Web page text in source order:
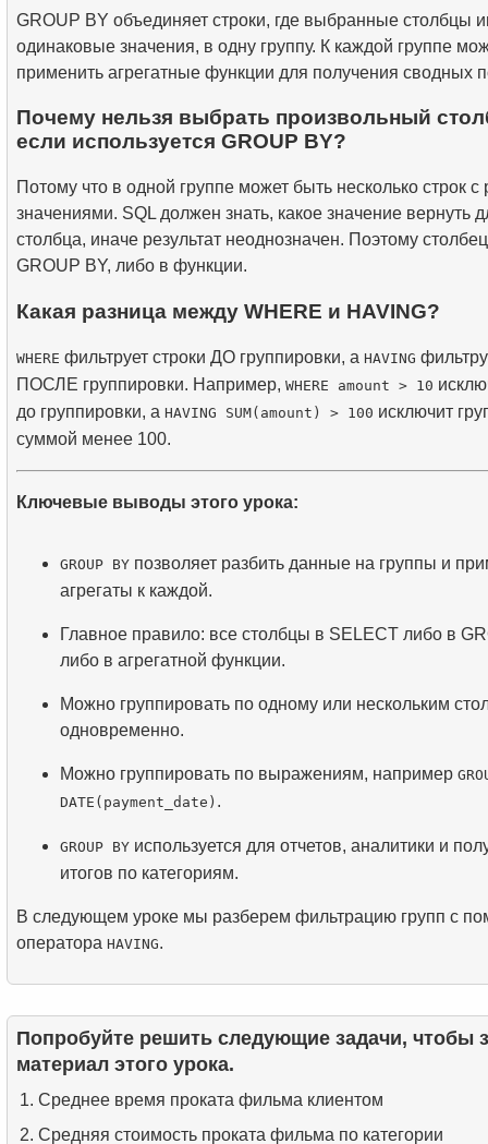
GROUP BY объединяет строки, где выбранные столбцы
одинаковые значения, в одну группу. К каждой группе
применить агрегатные функции для получения сводных
Почему нельзя выбрать произвольный
если используется GROUP BY?
Потому что в одной группе может быть несколько строк
значениями. SQL должен знать, какое значение вернуть
столбца, иначе результат неоднозначен. Поэтому
GROUP BY, либо в функции.
Какая разница между WHERE и HAVING?
WHERE фильтрует строки ДО группировки, а HAVING
ПОСЛЕ группировки. Например, WHERE amount > 10
до группировки, а HAVING SUM(amount) > 100 исключит
суммой менее 100.
Ключевые выводы этого урока:
GROUP BY позволяет разбить данные на группы и
агрегаты к каждой.
Главное правило: все столбцы в SELECT либо в
либо в агрегатной функции.
Можно группировать по одному или нескольким
одновременно.
Можно группировать по выражениям, например
DATE(payment_date) .
GROUP BY используется для отчетов, аналитики и
итогов по категориям.
В следующем уроке мы разберем фильтрацию групп с
оператора HAVING.
Попробуйте решить следующие задачи, чтобы
материал этого урока.
Среднее время проката фильма клиентом
Средняя стоимость проката фильма по категории